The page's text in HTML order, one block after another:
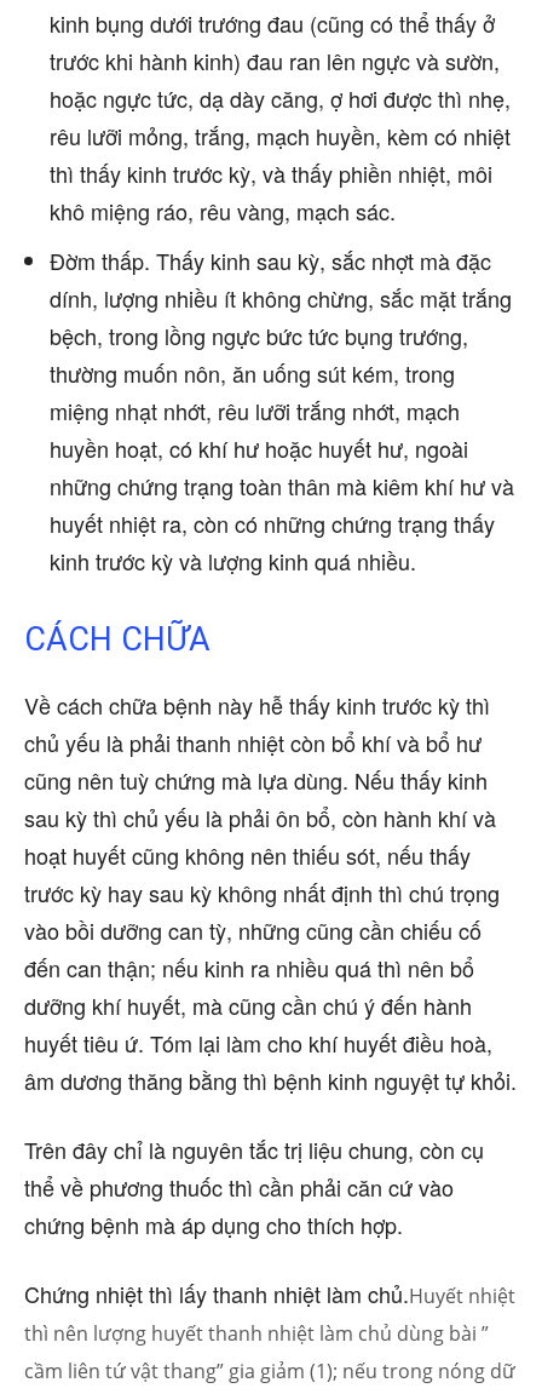
kinh bụng dưới trướng đau (cũng có thể thấy ở
trước khi hành kinh) đau ran lên ngực và sườn,
hoặc ngực tức, dạ dày căng, ợ hơi được thì nhẹ,
rêu lưỡi mỏng, trắng, mạch huyền, kèm có nhiệt
thì thấy kinh trước kỳ, và thấy phiền nhiệt, môi
khô miệng ráo, rêu vàng, mạch sác.
Đờm thấp. Thấy kinh sau kỳ, sắc nhợt mà đặc
dính, lượng nhiều ít không chừng, sắc mặt trắng
bệch, trong lồng ngực bức tức bụng trướng,
thường muốn nôn, ăn uống sút kém, trong
miệng nhạt nhớt, rêu lưỡi trắng nhớt, mạch
huyền hoạt, có khí hư hoặc huyết hư, ngoài
những chứng trạng toàn thân mà kiêm khí hư và
huyết nhiệt ra, còn có những chứng trạng thấy
kinh trước kỳ và lượng kinh quá nhiều.
CÁCH CHỮA
Về cách chữa bệnh này hễ thấy kinh trước kỳ thì
chủ yếu là phải thanh nhiệt còn bổ khí và bổ hư
cũng nên tuỳ chứng mà lựa dùng. Nếu thấy kinh
sau kỳ thì chủ yếu là phải ôn bổ, còn hành khí và
hoạt huyết cũng không nên thiếu sót, nếu thấy
trước kỳ hay sau kỳ không nhất định thì chú trọng
vào bồi dưỡng can tỳ, những cũng cần chiếu cố
đến can thận; nếu kinh ra nhiều quá thì nên bổ
dưỡng khí huyết, mà cũng cần chú ý đến hành
huyết tiêu ứ. Tóm lại làm cho khí huyết điều hoà,
âm dương thăng bằng thì bệnh kinh nguyệt tự khỏi.
Trên đây chỉ là nguyên tắc trị liệu chung, còn cụ
thể về phương thuốc thì cần phải căn cứ vào
chứng bệnh mà áp dụng cho thích hợp.
Chứng nhiệt thì lấy thanh nhiệt làm chủ.Huyết nhiệt
thì nên lượng huyết thanh nhiệt làm chủ dùng bài ”
cầm liên tứ vật thang” gia giảm (1); nếu trong nóng dữ